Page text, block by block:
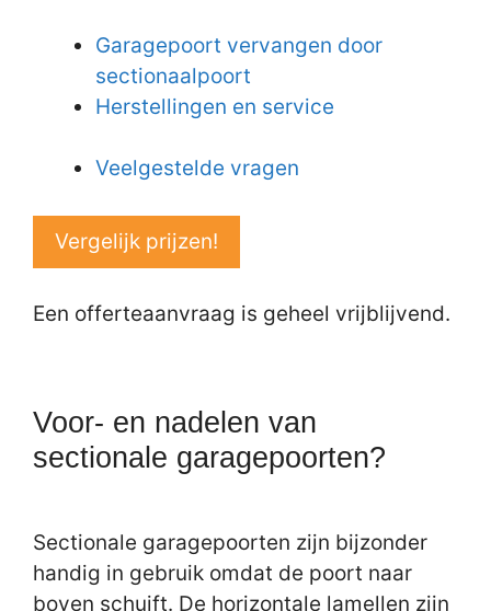
Garagepoort vervangen door
sectionaalpoort
Herstellingen en service
Veelgestelde vragen
Vergelijk prijzen!
Een offerteaanvraag is geheel vrijblijvend.
Voor- en nadelen van
sectionale garagepoorten?
Sectionale garagepoorten zijn bijzonder
handig in gebruik omdat de poort naar
boven schuift. De horizontale lamellen zijn